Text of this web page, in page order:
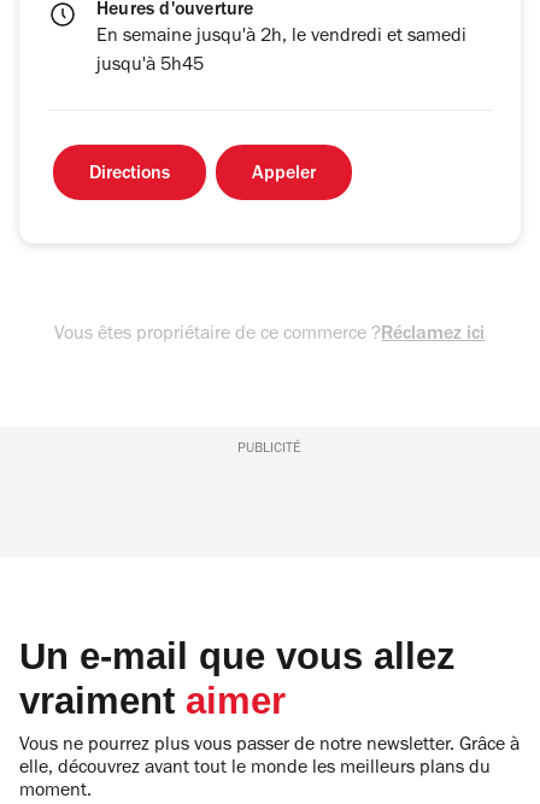
Heures d'ouverture
En semaine jusqu'à 2h, le vendredi et samedi
jusqu'à 5h45
Directions Appeler
Vous êtes propriétaire de ce commerce ?Réclamez ici
PUBLICITÉ
Un e-mail que vous allez
vraiment aimer
Vous ne pourrez plus vous passer de notre newsletter. Grâce à
elle, découvrez avant tout le monde les meilleurs plans du
moment.